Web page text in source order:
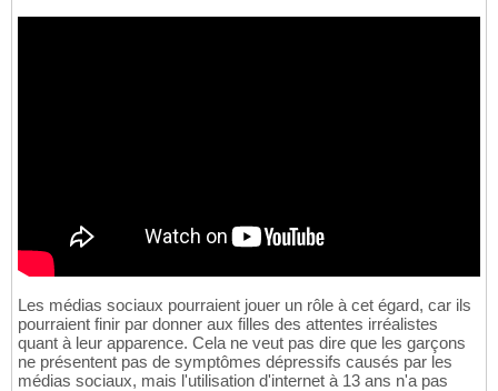
Les médias sociaux pourraient jouer un rôle à cet égard, car ils
pourraient finir par donner aux filles des attentes irréalistes
quant à leur apparence. Cela ne veut pas dire que les garçons
ne présentent pas de symptômes dépressifs causés par les
médias sociaux, mais l'utilisation d'internet à 13 ans n'a pas